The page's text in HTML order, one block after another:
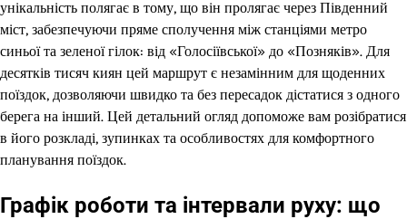
унікальність полягає в тому, що він пролягає через Південний
міст, забезпечуючи пряме сполучення між станціями метро
синьої та зеленої гілок: від «Голосіївської» до «Позняків». Для
десятків тисяч киян цей маршрут є незамінним для щоденних
поїздок, дозволяючи швидко та без пересадок дістатися з одного
берега на інший. Цей детальний огляд допоможе вам розібратися
в його розкладі, зупинках та особливостях для комфортного
планування поїздок.
Графік роботи та інтервали руху: що